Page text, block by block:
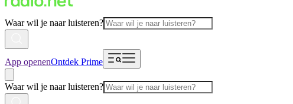
Waar wil je naar luisteren?
App openenOntdek Prime
Waar wil je naar luisteren?